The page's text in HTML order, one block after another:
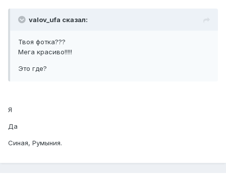
valov_ufa сказал:
Твоя фотка???
Мега красиво!!!!!
Это где?
Я
Да
Синая, Румыния.